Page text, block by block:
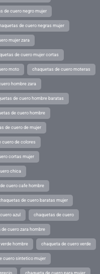
de cuero negro mujer
de cuero negras mujer
mujer zara
de cuero mujer cortas
moto chaquetas de cuero moteras
hombre zara
de cuero hombre baratas
de cuero hombre
de cuero de mujer
cuero de colores
cortas mujer
chica
cuero cafe hombre
de cuero baratas mujer
azul chaquetas de cuero
de cuero zara hombre
hombre chaqueta de cuero verde
cuero sintetico mujer